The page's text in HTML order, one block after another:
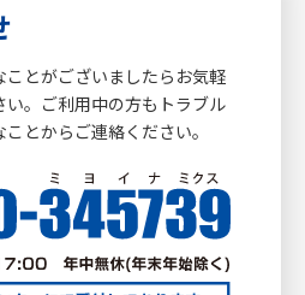
とがございましたらお気軽
い。ご利用中の方もトラブル
とからご連絡ください。